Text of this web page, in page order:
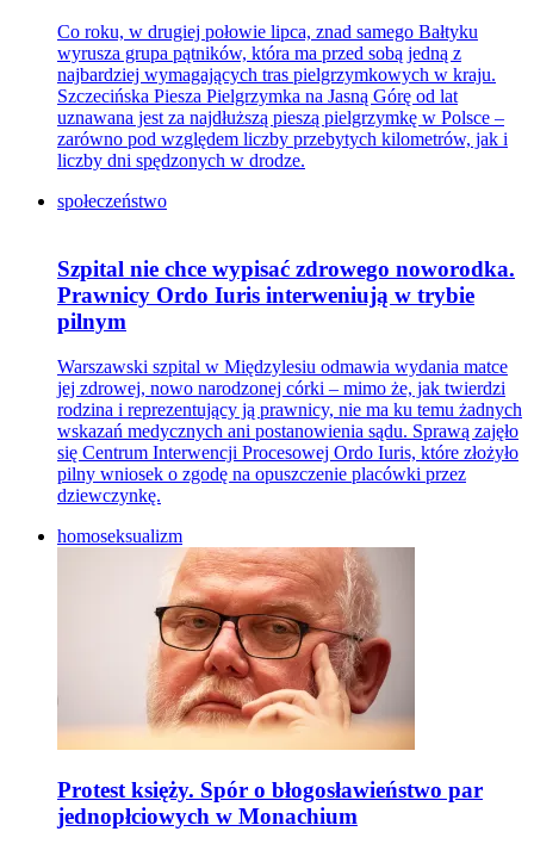
Co roku, w drugiej połowie lipca, znad samego Bałtyku
wyrusza grupa pątników, która ma przed sobą jedną z
najbardziej wymagających tras pielgrzymkowych w kraju.
Szczecińska Piesza Pielgrzymka na Jasną Górę od lat
uznawana jest za najdłuższą pieszą pielgrzymkę w Polsce –
zarówno pod względem liczby przebytych kilometrów, jak i
liczby dni spędzonych w drodze.
społeczeństwo
Szpital nie chce wypisać zdrowego noworodka.
Prawnicy Ordo Iuris interweniują w trybie
pilnym
Warszawski szpital w Międzylesiu odmawia wydania matce
jej zdrowej, nowo narodzonej córki – mimo że, jak twierdzi
rodzina i reprezentujący ją prawnicy, nie ma ku temu żadnych
wskazań medycznych ani postanowienia sądu. Sprawą zajęło
się Centrum Interwencji Procesowej Ordo Iuris, które złożyło
pilny wniosek o zgodę na opuszczenie placówki przez
dziewczynkę.
homoseksualizm
Protest księży. Spór o błogosławieństwo par
jednopłciowych w Monachium